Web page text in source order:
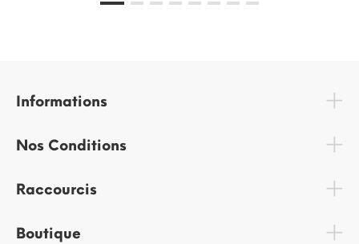
Informations
Nos Conditions
Raccourcis
Boutique